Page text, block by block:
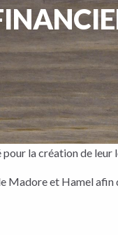
la création de
Madore et Hamel